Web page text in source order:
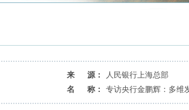
来 源：
人民银行上海总部
名 称： 专访央行金鹏辉：多维